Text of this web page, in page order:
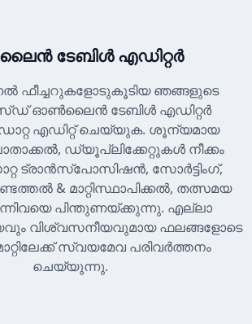
ടേബിൾ എഡിറ്റർ
ഞങ്ങളുടെ
ഓൺലൈൻ ടേബിൾ എഡിറ്റർ
എഡിറ്റ് ചെയ്യുക. ശൂന്യമായ
ഡ്യൂപ്ലിക്കേറ്റുകൾ നീക്കം
ട്രാൻസ്പോസിഷൻ, സോർട്ടിംഗ്,
& മാറ്റിസ്ഥാപിക്കൽ, തത്സമയ
പിന്തുണയ്ക്കുന്നു. എല്ലാ
വിശ്വസനീയവുമായ ഫലങ്ങളോടെ
സ്വയമേവ പരിവർത്തനം
ചെയ്യുന്നു.